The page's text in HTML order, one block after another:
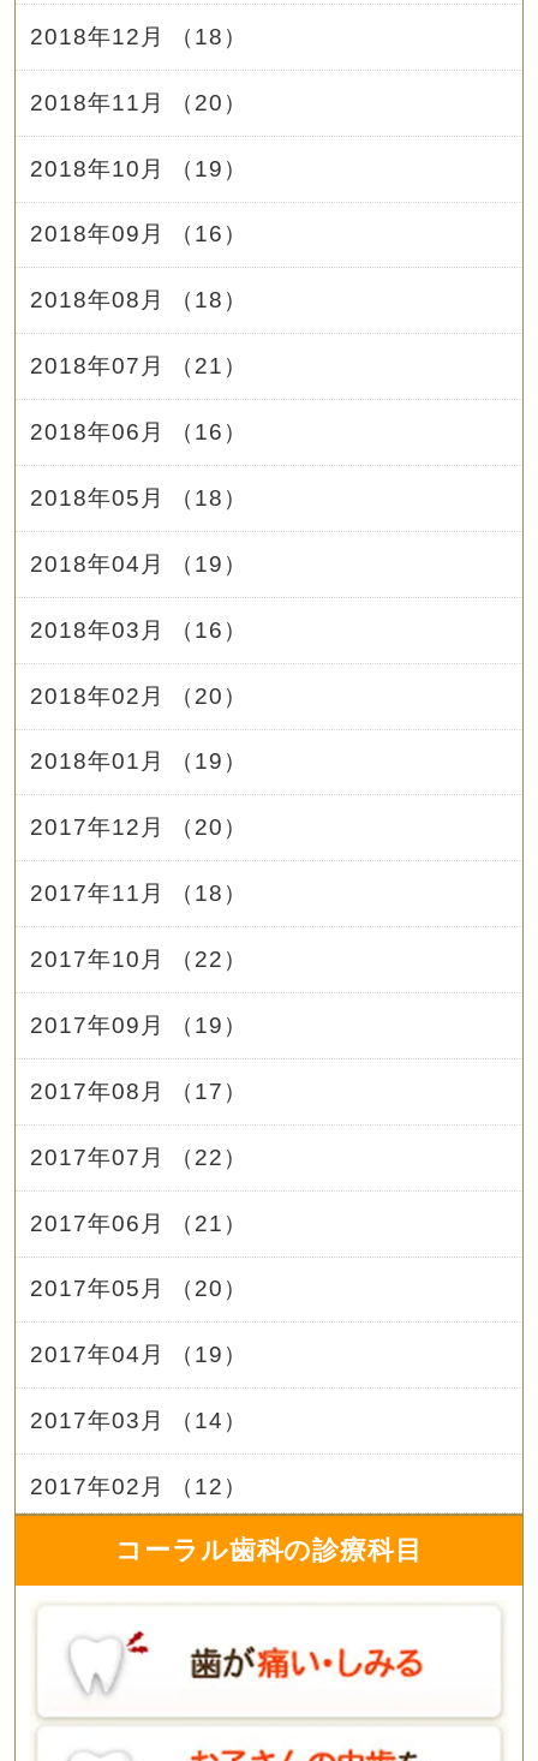
2018年12月 （18）
2018年11月 （20）
2018年10月 （19）
2018年09月 （16）
2018年08月 （18）
2018年07月 （21）
2018年06月 （16）
2018年05月 （18）
2018年04月 （19）
2018年03月 （16）
2018年02月 （20）
2018年01月 （19）
2017年12月 （20）
2017年11月 （18）
2017年10月 （22）
2017年09月 （19）
2017年08月 （17）
2017年07月 （22）
2017年06月 （21）
2017年05月 （20）
2017年04月 （19）
2017年03月 （14）
2017年02月 （12）
コーラル歯科の診療科目